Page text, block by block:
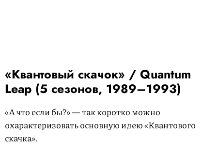
«Квантовый скачок» / Quantum
Leap (5 сезонов, 1989–1993)
«А что если бы?» — так коротко можно
охарактеризовать основную идею «Квантового
скачка».